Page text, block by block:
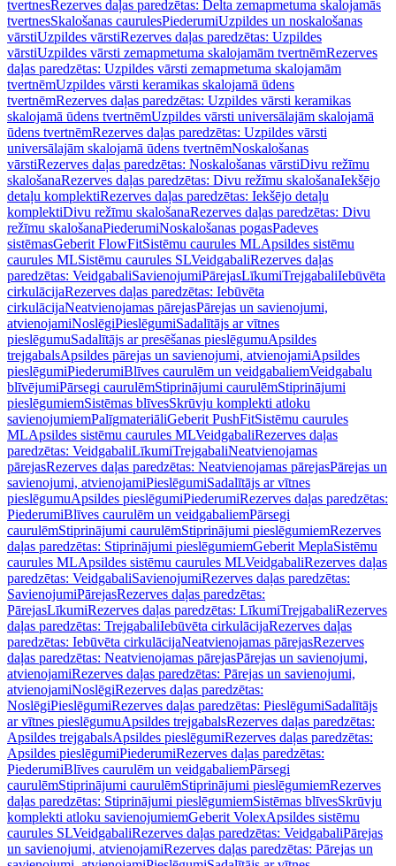
tvertnesRezerves daļas paredzētas: Delta zemapmetuma skalojamās
tvertnesSkalošanas caurulesPiederumiUzpildes un noskalošanas
vārstiUzpildes vārstiRezerves daļas paredzētas: Uzpildes
vārstiUzpildes vārsti zemapmetuma skalojamām tvertnēmRezerves
daļas paredzētas: Uzpildes vārsti zemapmetuma skalojamām
tvertnēmUzpildes vārsti keramikas skalojamā ūdens
tvertnēmRezerves daļas paredzētas: Uzpildes vārsti keramikas
skalojamā ūdens tvertnēmUzpildes vārsti universālajām skalojamā
ūdens tvertnēmRezerves daļas paredzētas: Uzpildes vārsti
universālajām skalojamā ūdens tvertnēmNoskalošanas
vārstiRezerves daļas paredzētas: Noskalošanas vārstiDivu režīmu
skalošanaRezerves daļas paredzētas: Divu režīmu skalošanaIekšējo
detaļu komplektiRezerves daļas paredzētas: Iekšējo detaļu
komplektiDivu režīmu skalošanaRezerves daļas paredzētas: Divu
režīmu skalošanaPiederumiNoskalošanas pogasPadeves
sistēmasGeberit FlowFitSistēmu caurules MLApsildes sistēmu
caurules MLSistēmu caurules SLVeidgabaliRezerves daļas
paredzētas: VeidgabaliSavienojumiPārejasLīkumiTrejgabaliIebūvēta
cirkulācijaRezerves daļas paredzētas: Iebūvēta
cirkulācijaNeatvienojamas pārejasPārejas un savienojumi,
atvienojamiNoslēgiPieslēgumiSadalītājs ar vītnes
pieslēgumuSadalītājs ar presēšanas pieslēgumuApsildes
trejgabalsApsildes pārejas un savienojumi, atvienojamiApsildes
pieslēgumiPiederumiBlīves caurulēm un veidgabaliemVeidgabalu
blīvējumiPārsegi caurulēmStiprinājumi caurulēmStiprinājumi
pieslēgumiemSistēmas blīvesSkrūvju komplekti atloku
savienojumiemPalīgmateriāliGeberit PushFitSistēmu caurules
MLApsildes sistēmu caurules MLVeidgabaliRezerves daļas
paredzētas: VeidgabaliLīkumiTrejgabaliNeatvienojamas
pārejasRezerves daļas paredzētas: Neatvienojamas pārejasPārejas un
savienojumi, atvienojamiPieslēgumiSadalītājs ar vītnes
pieslēgumuApsildes pieslēgumiPiederumiRezerves daļas paredzētas:
PiederumiBlīves caurulēm un veidgabaliemPārsegi
caurulēmStiprinājumi caurulēmStiprinājumi pieslēgumiemRezerves
daļas paredzētas: Stiprinājumi pieslēgumiemGeberit MeplaSistēmu
caurules MLApsildes sistēmu caurules MLVeidgabaliRezerves daļas
paredzētas: VeidgabaliSavienojumiRezerves daļas paredzētas:
SavienojumiPārejasRezerves daļas paredzētas:
PārejasLīkumiRezerves daļas paredzētas: LīkumiTrejgabaliRezerves
daļas paredzētas: TrejgabaliIebūvēta cirkulācijaRezerves daļas
paredzētas: Iebūvēta cirkulācijaNeatvienojamas pārejasRezerves
daļas paredzētas: Neatvienojamas pārejasPārejas un savienojumi,
atvienojamiRezerves daļas paredzētas: Pārejas un savienojumi,
atvienojamiNoslēgiRezerves daļas paredzētas:
NoslēgiPieslēgumiRezerves daļas paredzētas: PieslēgumiSadalītājs
ar vītnes pieslēgumuApsildes trejgabalsRezerves daļas paredzētas:
Apsildes trejgabalsApsildes pieslēgumiRezerves daļas paredzētas:
Apsildes pieslēgumiPiederumiRezerves daļas paredzētas:
PiederumiBlīves caurulēm un veidgabaliemPārsegi
caurulēmStiprinājumi caurulēmStiprinājumi pieslēgumiemRezerves
daļas paredzētas: Stiprinājumi pieslēgumiemSistēmas blīvesSkrūvju
komplekti atloku savienojumiemGeberit VolexApsildes sistēmu
caurules SLVeidgabaliRezerves daļas paredzētas: VeidgabaliPārejas
un savienojumi, atvienojamiRezerves daļas paredzētas: Pārejas un